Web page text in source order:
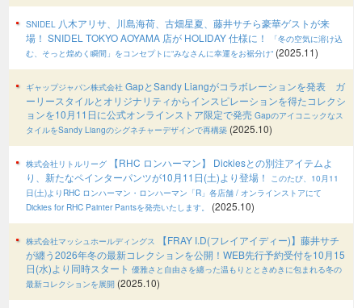
SNIDEL 八木アリサ、川島海荷、古畑星夏、藤井サチら豪華ゲストが来
場！ SNIDEL TOKYO AOYAMA 店が HOLIDAY 仕様に！
「冬の空気に溶け込
む、そっと煌めく瞬間」をコンセプトに“みなさんに幸運をお裾分け“ (2025.11)
ギャップジャパン株式会社 GapとSandy Liangがコラボレーションを発表 ガ
ーリースタイルとオリジナリティからインスピレーションを得たコレクシ
ョンを10月11日に公式オンラインストア限定で発売 Gapのアイコニックなス
タイルをSandy Liangのシグネチャーデザインで再構築 (2025.10)
株式会社リトルリーグ 【RHC ロンハーマン】 Dickiesとの別注アイテムよ
り、新たなペインターパンツが10月11日(土)より登場！
このたび、10月11
日(土)よりRHC ロンハーマン・ロンハーマン「R」各店舗 / オンラインストアにて
Dickies for RHC Painter Pantsを発売いたします。
(2025.10)
株式会社マッシュホールディングス
【FRAY I.D(フレイアイディー)】藤井サチ
が纏う2026年冬の最新コレクションを公開！WEB先行予約受付を10月15
日(水)より同時スタート 優雅さと自由さを纏った温もりとときめきに包まれる冬の
最新コレクションを展開 (2025.10)